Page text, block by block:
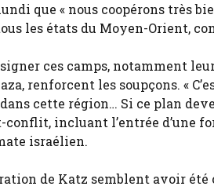
que « nous coopérons très
les états du Moyen-Orient,
ces camps, notamment
renforcent les soupçons. «
dans cette région… Si ce plan
conflit, incluant l’entrée d’une
israélien.
de Katz semblent avoir